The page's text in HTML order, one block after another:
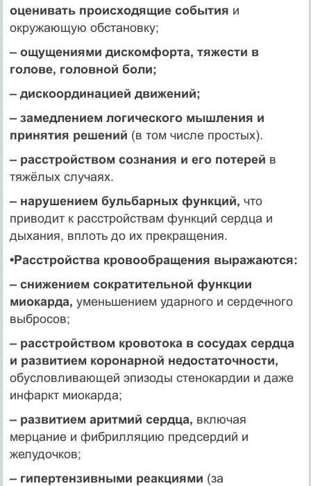
оценивать происходящие события и
окружающую обстановку;
– ощущениями дискомфорта, тяжести в
голове, головной боли;
– дискоординацией движений;
– замедлением логического мышления и
принятия решений (в том числе простых).
– расстройством сознания и его потерей в
тяжёлых случаях.
– нарушением бульбарных функций, что
приводит к расстройствам функций сердца и
дыхания, вплоть до их прекращения.
•Расстройства кровообращения выражаются:
– снижением сократительной функции
миокарда, уменьшением ударного и сердечного
выбросов;
– расстройством кровотока в сосудах сердца
и развитием коронарной недостаточности,
обусловливающей эпизоды стенокардии и даже
инфаркт миокарда;
– развитием аритмий сердца, включая
мерцание и фибрилляцию предсердий и
желудочков;
– гипертензивными реакциями (за